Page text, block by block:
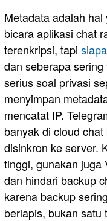
Metadata adalah
bicara aplikasi chat
terenkripsi, tapi siapa
dan seberapa
serius soal privasi
menyimpan
mencatat IP.
banyak di cloud
disinkron ke server.
tinggi, gunakan juga
dan hindari backup
karena backup
berlapis, bukan satu